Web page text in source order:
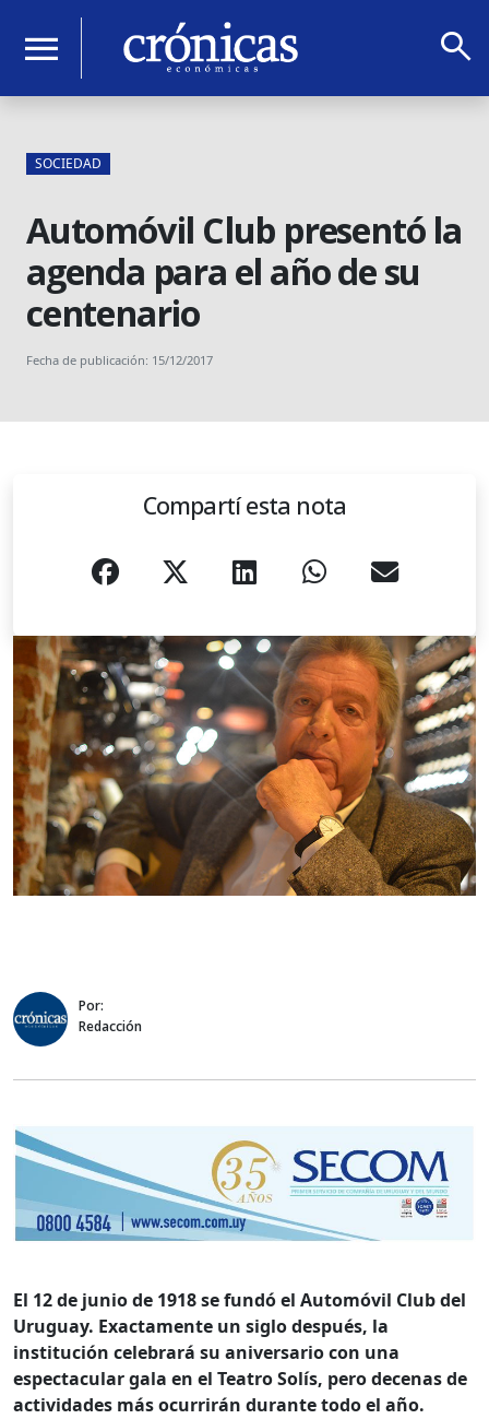
menu search
SOCIEDAD
Automóvil Club presentó la
agenda para el año de su
centenario
Fecha de publicación: 15/12/2017
Compartí esta nota
Por:
Redacción
El 12 de junio de 1918 se fundó el Automóvil Club del
Uruguay. Exactamente un siglo después, la
institución celebrará su aniversario con una
espectacular gala en el Teatro Solís, pero decenas de
actividades más ocurrirán durante todo el año.